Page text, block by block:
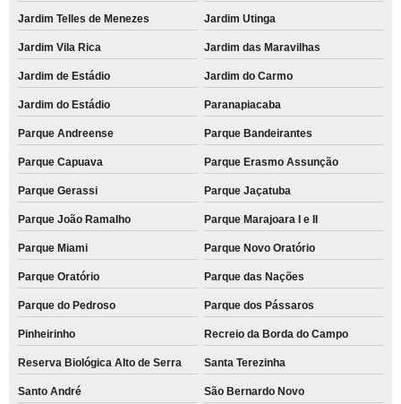
Jardim Telles de Menezes Jardim Utinga
Jardim Vila Rica Jardim das Maravilhas
Jardim de Estádio Jardim do Carmo
Jardim do Estádio Paranapiacaba
Parque Andreense Parque Bandeirantes
Parque Capuava Parque Erasmo Assunção
Parque Gerassi Parque Jaçatuba
Parque João Ramalho Parque Marajoara I e II
Parque Miami Parque Novo Oratório
Parque Oratório Parque das Nações
Parque do Pedroso Parque dos Pássaros
Pinheirinho Recreio da Borda do Campo
Reserva Biológica Alto de Serra Santa Terezinha
Santo André São Bernardo Novo